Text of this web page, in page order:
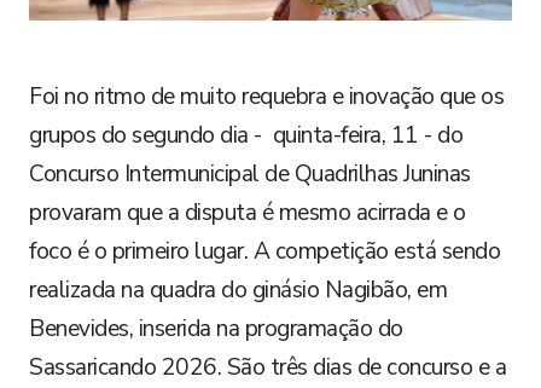
Foi no ritmo de muito requebra e inovação que os
grupos do segundo dia - quinta-feira, 11 - do
Concurso Intermunicipal de Quadrilhas Juninas
provaram que a disputa é mesmo acirrada e o
foco é o primeiro lugar. A competição está sendo
realizada na quadra do ginásio Nagibão, em
Benevides, inserida na programação do
Sassaricando 2026. São três dias de concurso e a